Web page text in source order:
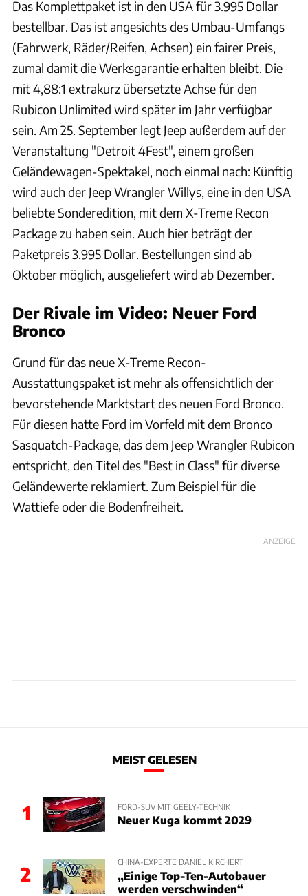
Das Komplettpaket ist in den USA für 3.995 Dollar
bestellbar. Das ist angesichts des Umbau-Umfangs
(Fahrwerk, Räder/Reifen, Achsen) ein fairer Preis,
zumal damit die Werksgarantie erhalten bleibt. Die
mit 4,88:1 extrakurz übersetzte Achse für den
Rubicon Unlimited wird später im Jahr verfügbar
sein. Am 25. September legt Jeep außerdem auf der
Veranstaltung "Detroit 4Fest", einem großen
Geländewagen-Spektakel, noch einmal nach: Künftig
wird auch der Jeep Wrangler Willys, eine in den USA
beliebte Sonderedition, mit dem X-Treme Recon
Package zu haben sein. Auch hier beträgt der
Paketpreis 3.995 Dollar. Bestellungen sind ab
Oktober möglich, ausgeliefert wird ab Dezember.
Der Rivale im Video: Neuer Ford
Bronco
Grund für das neue X-Treme Recon-
Ausstattungspaket ist mehr als offensichtlich der
bevorstehende Marktstart des neuen Ford Bronco.
Für diesen hatte Ford im Vorfeld mit dem Bronco
Sasquatch-Package, das dem Jeep Wrangler Rubicon
entspricht, den Titel des "Best in Class" für diverse
Geländewerte reklamiert. Zum Beispiel für die
Wattiefe oder die Bodenfreiheit.
ANZEIGE
MEIST GELESEN
1 FORD-SUV MIT GEELY-TECHNIK
Neuer Kuga kommt 2029
2
CHINA-EXPERTE DANIEL KIRCHERT
„Einige Top-Ten-Autobauer
werden verschwinden“